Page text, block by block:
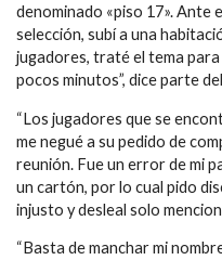
denominado «piso 17». Ante
selección, subí a una
jugadores, traté el tema para
pocos minutos”, dice parte
“Los jugadores que se
me negué a su pedido de
reunión. Fue un error de mi
un cartón, por lo cual pido
injusto y desleal solo
“Basta de manchar mi